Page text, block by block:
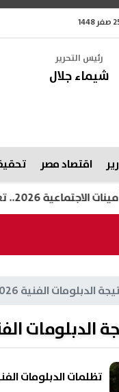
رئيس التحرير
شيماء جلال
اقتصاد مصر
وطريقة الاستفادة منها
الدبلومات الفنية 2026)
الفنية
تظلمات الدبلومات الفنية 2026.. الرسوم والخطوات والأوراق